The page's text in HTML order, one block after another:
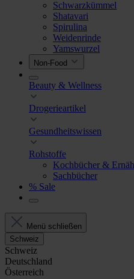
Schwarzkümmel
Shatavari
Spirulina
Weidenrinde
Yamswurzel
Non-Food
Beauty & Wellness
Drogerieartikel
Gesundheitswissen
Rohstoffe
Kochbücher &
Sachbücher
% Sale
Menü schließen
Schweiz
Schweiz
Deutschland
Österreich